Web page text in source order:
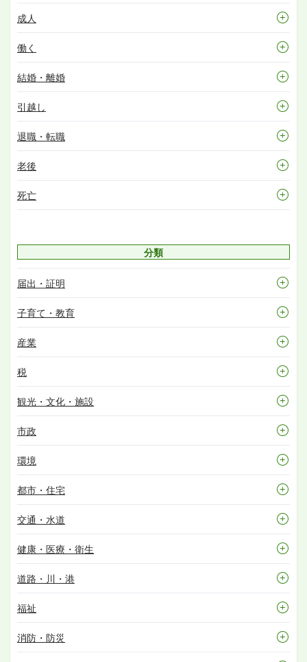
成人
働く
結婚・離婚
引越し
退職・転職
老後
死亡
分類
届出・証明
子育て・教育
産業
税
観光・文化・施設
市政
環境
都市・住宅
交通・水道
健康・医療・衛生
道路・川・港
福祉
消防・防災